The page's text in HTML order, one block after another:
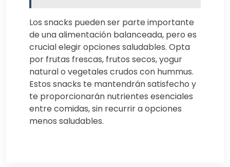
Los snacks pueden ser parte importante
de una alimentación balanceada, pero es
crucial elegir opciones saludables. Opta
por frutas frescas, frutos secos, yogur
natural o vegetales crudos con hummus.
Estos snacks te mantendrán satisfecho y
te proporcionarán nutrientes esenciales
entre comidas, sin recurrir a opciones
menos saludables.